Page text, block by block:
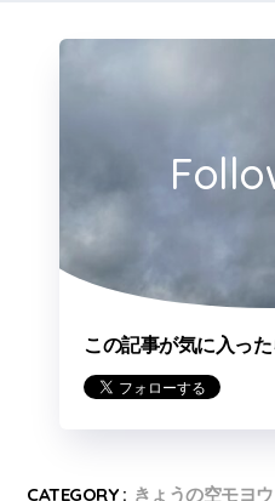
この記事が気に入っ
CATEGORY : きょうの空モヨウ